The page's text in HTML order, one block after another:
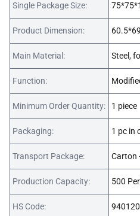
Single Package Size:
Product Dimension:
Main Material: Steel,
Function:
Minimum Order Quantity: 1 piece
Packaging: 1 pc in
Transport Package: Carton
Production Capacity: 500
HS Code: